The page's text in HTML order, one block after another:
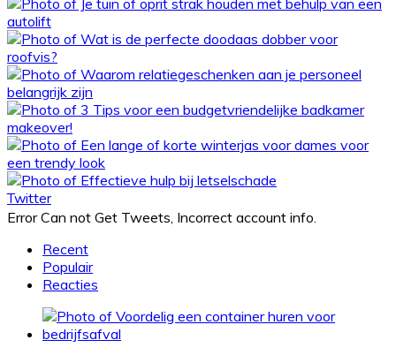
Twitter
Error Can not Get Tweets, Incorrect account info.
Recent
Populair
Reacties